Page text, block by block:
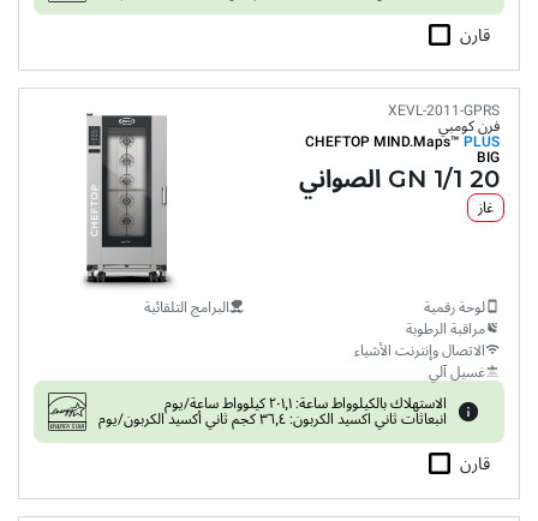
قارن
XEVL-2011-GPRS
فرن كومبي
CHEFTOP MIND.Maps™ PLUS
BIG
20 GN 1/1 الصواني
غاز
لوحة رقمية
مراقبة الرطوبة
الاتصال وإنترنت الأشياء
غسيل آلي
البرامج التلقائية
الاستهلاك بالكيلوواط ساعة: ٢٠١٫١ كيلوواط ساعة/يوم
انبعاثات ثاني اكسيد الكربون: ٣٦٫٤ كجم ثاني أكسيد الكربون/يوم
قارن